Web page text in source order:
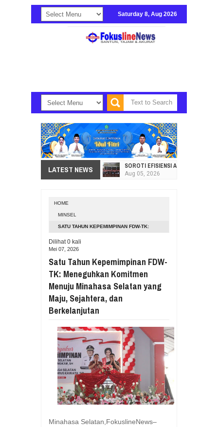
Saturday 8, Aug 2026
LATEST NEWS SOROTI EFISIENSI APBD, DPRD
Aug 05, 2026
GUBERNUR YULIUS BAWAKAN
Aug 05, 2026
RESES DI SMK NEGERI 1
Aug 04, 2026
RESES IRENE GOLDA PINONTOAN
Aug 2026
RESES II DPRD SULUT, ROYKE
Aug 2026
RESES II 2026, EUGENIE MANTIRI
Aug 03, 2026
HOME
MINSEL
SATU TAHUN KEPEMIMPINAN FDW-TK:
MINAHASA SELATAN YANG MAJU,
SEJAHTERA, DAN BERKELANJUTAN
Dilihat0 kali
Mei 07, 2026
Satu Tahun Kepemimpinan FDW-
TK: Meneguhkan Komitmen
Menuju Minahasa Selatan yang
Maju, Sejahtera, dan
Berkelanjutan
Minahasa Selatan,FokuslineNews–